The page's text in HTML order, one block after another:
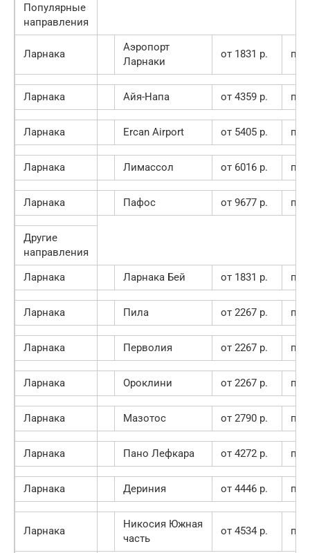
Популярные
направления
Ларнака
Аэропорт
Ларнаки
от 1831 p.
Ларнака Айя-Напа от 4359 p.
Ларнака Ercan Airport от 5405 p.
Ларнака Лимассол от 6016 p.
Ларнака Пафос от 9677 p.
Другие
направления
Ларнака
Ларнака Бей от 1831 p.
Ларнака Пила от 2267 p.
Ларнака Перволия от 2267 p.
Ларнака Ороклини от 2267 p.
Ларнака Мазотос от 2790 p.
Ларнака Пано Лефкара от 4272 p.
Ларнака Дериния от 4446 p.
Ларнака
Никосия Южная
часть
от 4534 p.